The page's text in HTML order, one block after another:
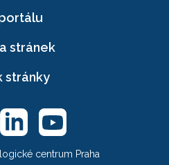
stránek
stránky
centrum Praha